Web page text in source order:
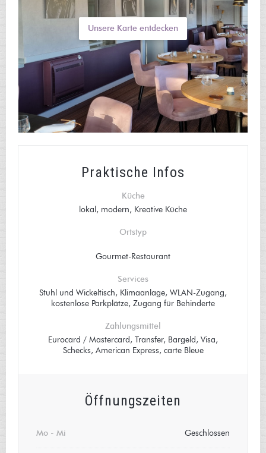
Unsere Karte entdecken
Praktische Infos
Küche
lokal, modern, Kreative Küche
Ortstyp
Gourmet-Restaurant
Services
Stuhl und Wickeltisch, Klimaanlage, WLAN-Zugang,
kostenlose Parkplätze, Zugang für Behinderte
Zahlungsmittel
Eurocard / Mastercard, Transfer, Bargeld, Visa,
Schecks, American Express, carte Bleue
Öffnungszeiten
Mo - Mi Geschlossen